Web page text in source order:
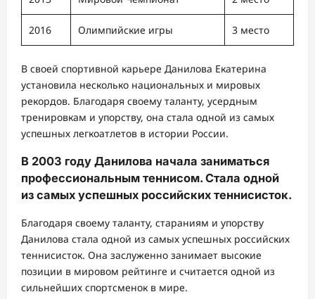
2016 Олимпийские игры 3 место
В своей спортивной карьере Данилова Екатерина
установила несколько национальных и мировых
рекордов. Благодаря своему таланту, усердным
тренировкам и упорству, она стала одной из самых
успешных легкоатлетов в истории России.
В 2003 году Данилова начала заниматься
профессиональным теннисом. Стала одной
из самых успешных российских теннисисток.
Благодаря своему таланту, стараниям и упорству
Данилова стала одной из самых успешных российских
теннисисток. Она заслуженно занимает высокие
позиции в мировом рейтинге и считается одной из
сильнейших спортсменок в мире.